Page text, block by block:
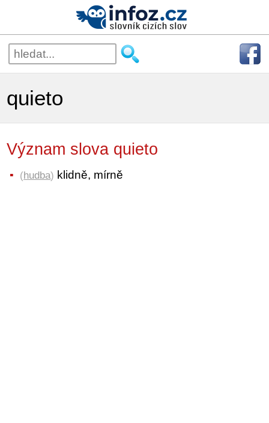
quieto
Význam slova quieto
(hudba) klidně, mírně